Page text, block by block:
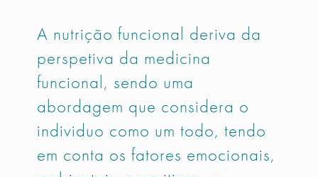
A nutrição funcional deriva da
perspetiva da medicina
funcional, sendo uma
abordagem que considera o
individuo como um todo, tendo
em conta os fatores emocionais,